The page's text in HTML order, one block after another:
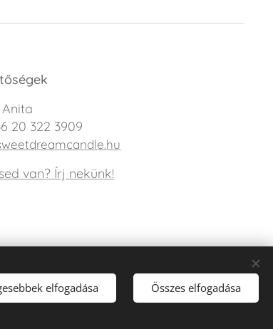
20 322 3909
van? Írj nekünk!
elfogadása Összes elfogadása